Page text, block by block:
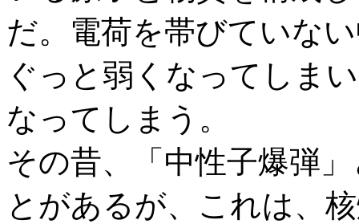
だ。電荷を帯びていな
ぐっと弱くなってしま
なってしまう。
その昔、「中性子爆弾
とがあるが、これは、